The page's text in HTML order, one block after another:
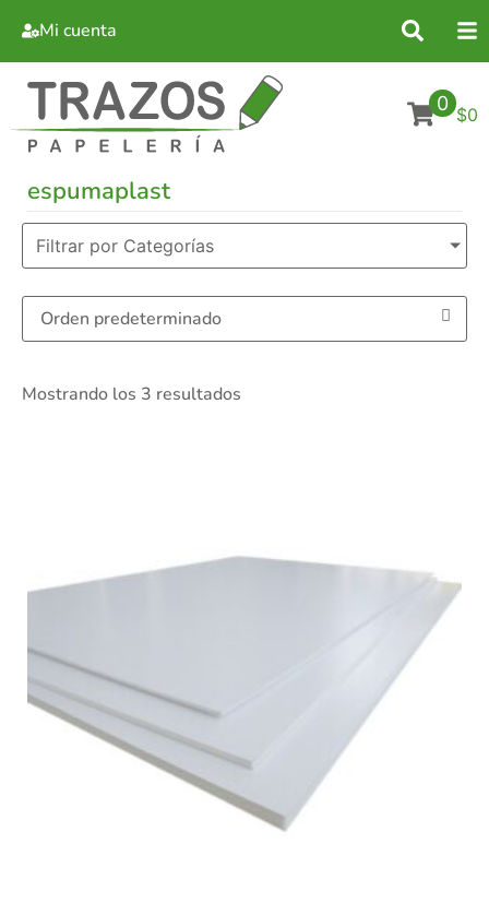
Mi cuenta
0 $0
espumaplast
Filtrar por Categorías
Mostrando los 3 resultados